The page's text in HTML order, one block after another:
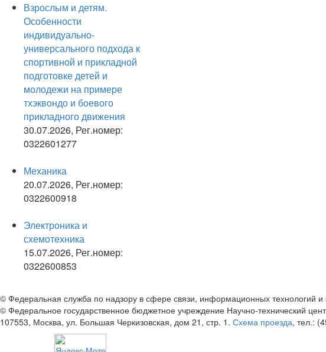
Взрослым и детям.
Особенности
индивидуально-
универсального подхода к
спортивной и прикладной
подготовке детей и
молодежи на примере
тхэквондо и боевого
прикладного движения
30.07.2026, Рег.номер:
0322601277
Механика
20.07.2026, Рег.номер:
0322600918
Электроника и
схемотехника
15.07.2026, Рег.номер:
0322600853
© Федеральная служба по надзору в сфере связи, информационных технологий
© Федеральное государственное бюджетное учреждение Научно-технический
107553, Москва, ул. Большая Черкизовская, дом 21, стр. 1. Схема проезда, тел.: